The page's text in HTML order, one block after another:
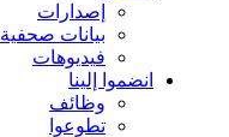
إصدارات
بيانات صحفية
فيديوهات
انضموا إلينا
وظائف
تطوعوا